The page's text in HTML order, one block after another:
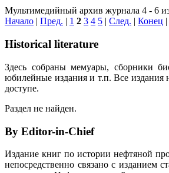
Мультимедийный архив журнала 4 - 6
Начало | Пред. | 1 2 3 4 5 | След. | Конец |
Historical literature
Здесь собраны мемуары, сборники
юбилейные издания и т.п. Все издания
доступе.
Раздел не найден.
By Editor-in-Chief
Издание книг по истории нефтяной
непосредственно связано с изданием